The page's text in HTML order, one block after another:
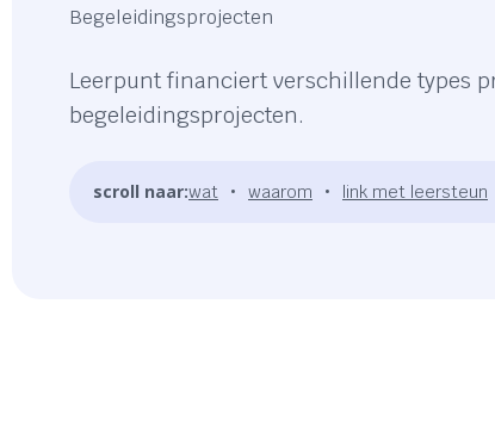
Begeleidingsprojecten
Leerpunt financiert verschillende types
begeleidingsprojecten.
scroll naar:wat waarom link met leersteun